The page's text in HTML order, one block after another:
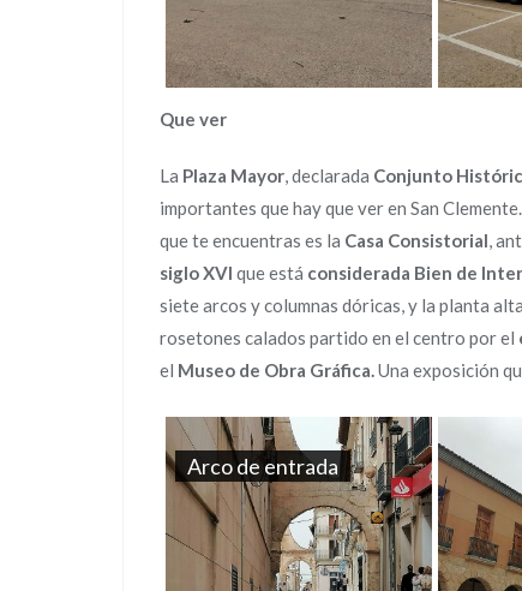
Que ver
La Plaza Mayor, declarada Conjunto
importantes que hay que ver en San
que te encuentras es la Casa Consistorial,
siglo XVI que está considerada Bien de
siete arcos y columnas dóricas, y la planta
rosetones calados partido en el centro por el
el Museo de Obra Gráfica.Una exposición
Arco de entrada